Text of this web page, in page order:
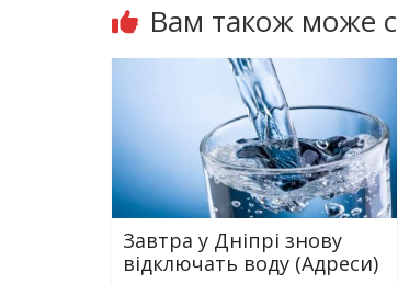
Вам також може
Завтра у Дніпрі знову
відключать воду (Адреси)